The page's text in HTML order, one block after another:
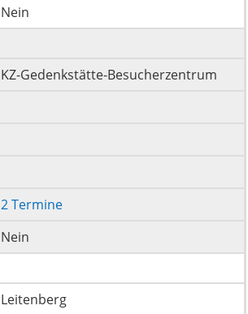
Nein
KZ-Gedenkstätte-Besucherzentrum
2 Termine
Nein
Leitenberg